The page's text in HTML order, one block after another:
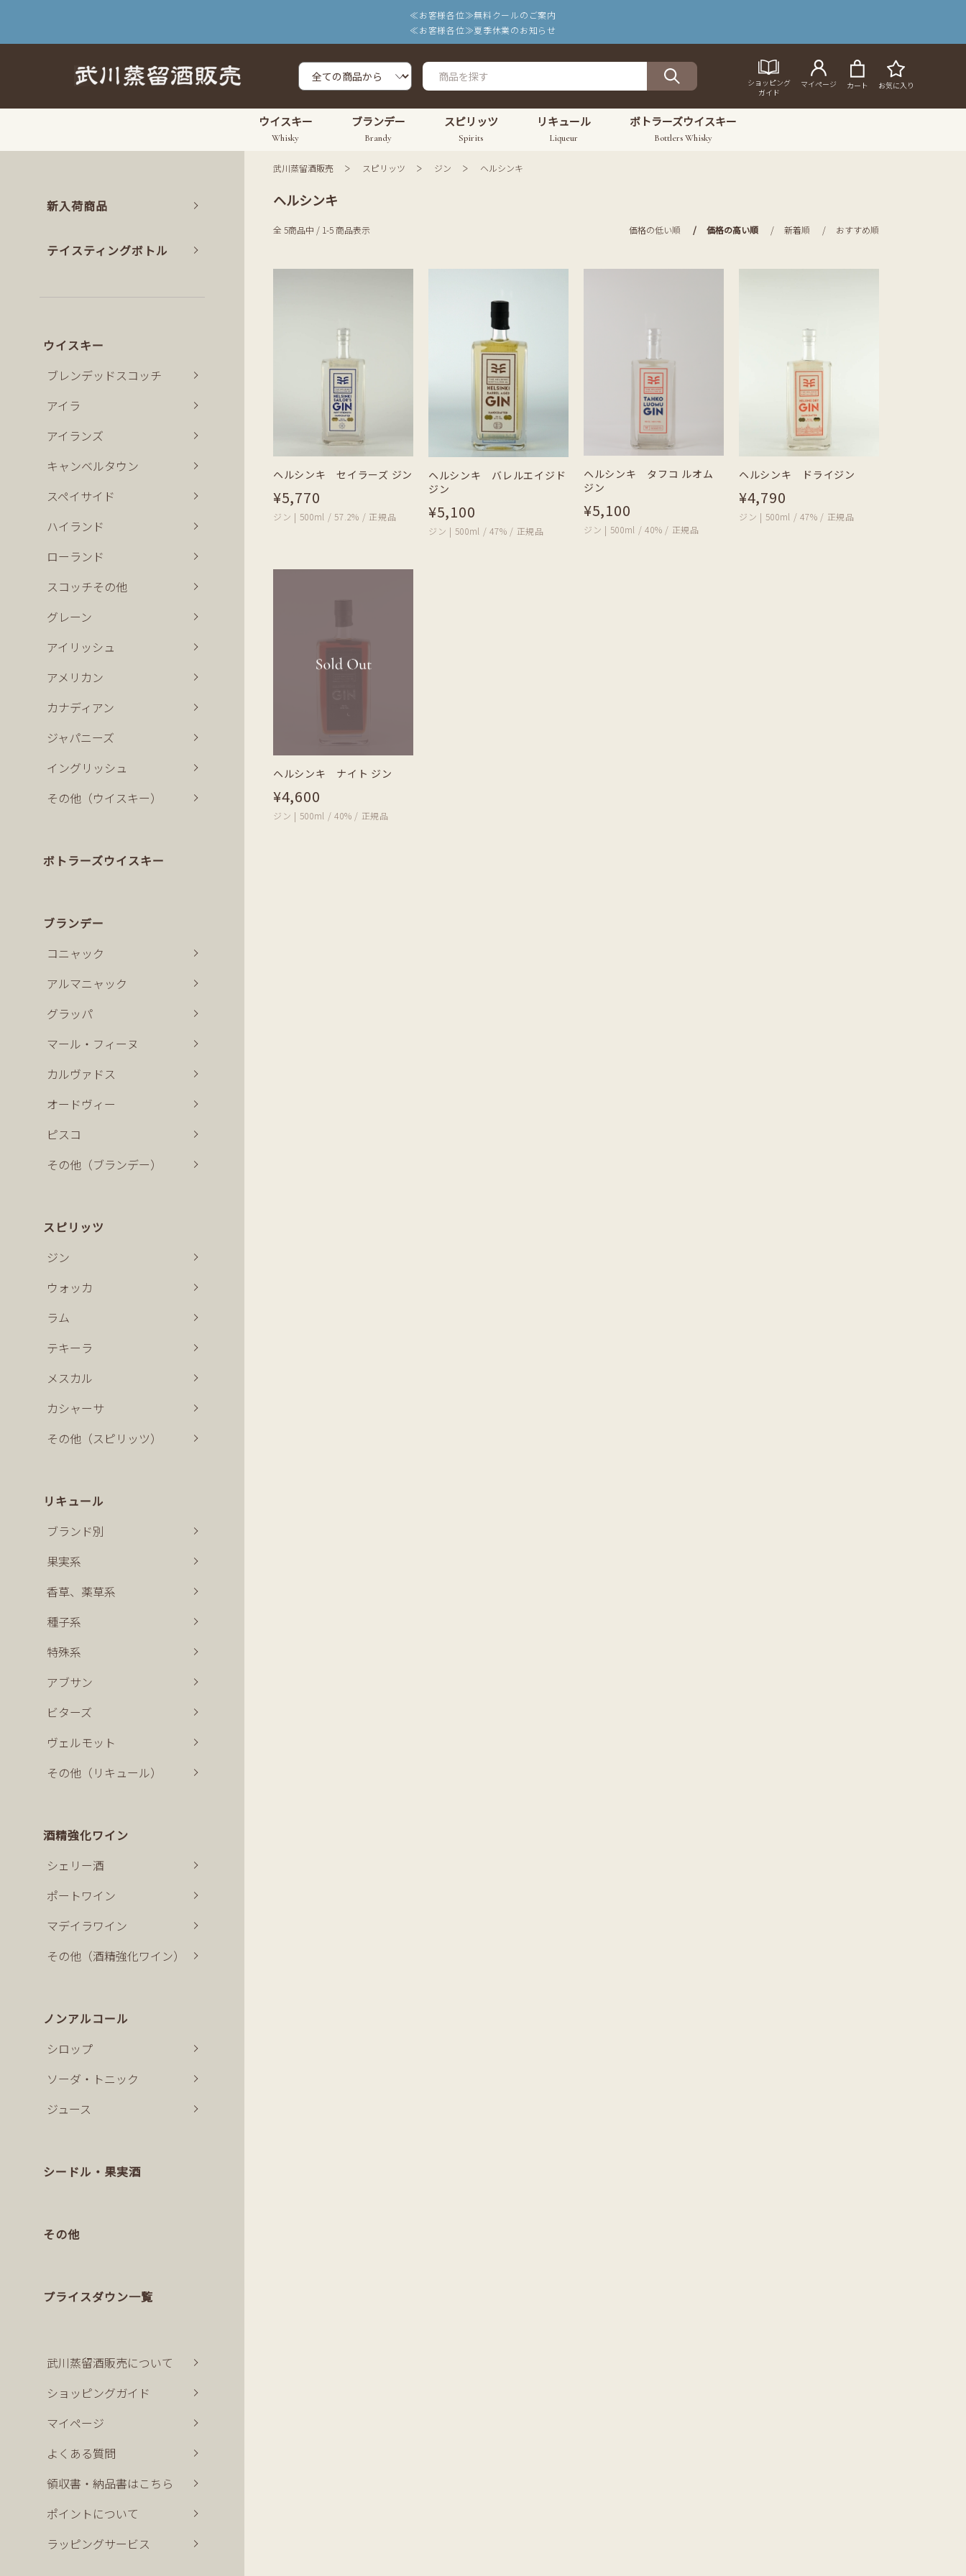
≪お客様各位≫無料クールのご案内
≪お客様各位≫夏季休業のお知らせ
ショッピング
ガイド
マイページ カート お気に入り
ウイスキー
Whisky
ブランデー
Brandy
スピリッツ
Spirits
リキュール
Liqueur
ボトラーズウイスキー
Bottlers Whisky
武川蒸留酒販売 スピリッツ ジン ヘルシンキ
ヘルシンキ
全 5商品中 / 1-5 商品表示 価格の低い順 価格の高い順 新着順 おすすめ順
ヘルシンキ セイラーズ ジン
¥5,770
ジン | 500ml / 57.2% / 正規品
ヘルシンキ バレルエイジド
ジン
¥5,100
ジン | 500ml / 47% / 正規品
ヘルシンキ タフコ ルオム
ジン
¥5,100
ジン | 500ml / 40% / 正規品
ヘルシンキ ドライジン
¥4,790
ジン | 500ml / 47% / 正規品
ヘルシンキ ナイト ジン
¥4,600
ジン | 500ml / 40% / 正規品
新入荷商品
テイスティングボトル
ウイスキー
ブレンデッドスコッチ
アイラ
アイランズ
キャンベルタウン
スペイサイド
ハイランド
ローランド
スコッチその他
グレーン
アイリッシュ
アメリカン
カナディアン
ジャパニーズ
イングリッシュ
その他（ウイスキー）
ボトラーズウイスキー
ブランデー
コニャック
アルマニャック
グラッパ
マール・フィーヌ
カルヴァドス
オードヴィー
ピスコ
その他（ブランデー）
スピリッツ
ジン
ウォッカ
ラム
テキーラ
メスカル
カシャーサ
その他（スピリッツ）
リキュール
ブランド別
果実系
香草、薬草系
種子系
特殊系
アブサン
ビターズ
ヴェルモット
その他（リキュール）
酒精強化ワイン
シェリー酒
ポートワイン
マデイラワイン
その他（酒精強化ワイン）
ノンアルコール
シロップ
ソーダ・トニック
ジュース
シードル・果実酒
その他
プライスダウン一覧
武川蒸留酒販売について
ショッピングガイド
マイページ
よくある質問
領収書・納品書はこちら
ポイントについて
ラッピングサービス